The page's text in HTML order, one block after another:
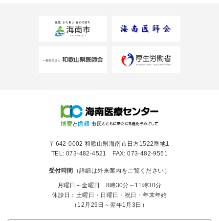
〒642-0002 和歌山県海南市日方1522番地1
TEL: 073-482-4521 FAX: 073-482-9551
受付時間 （詳細は外来案内をご覧ください）
月曜日～金曜日 8時30分～11時30分
休診日：土曜日・日曜日・祝日・年末年始
（12月29日～翌年1月3日）